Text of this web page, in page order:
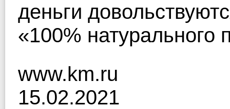
деньги
«100% натурального
www.km.ru
15.02.2021